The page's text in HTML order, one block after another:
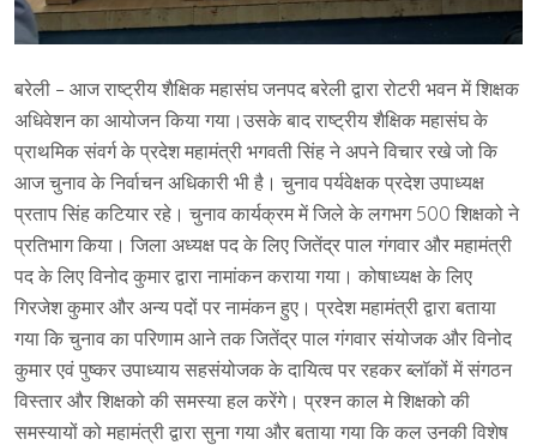
बरेली – आज राष्ट्रीय शैक्षिक महासंघ जनपद बरेली द्वारा रोटरी भवन में शिक्षक
अधिवेशन का आयोजन किया गया।उसके बाद राष्ट्रीय शैक्षिक महासंघ के
प्राथमिक संवर्ग के प्रदेश महामंत्री भगवती सिंह ने अपने विचार रखे जो कि
आज चुनाव के निर्वाचन अधिकारी भी है। चुनाव पर्यवेक्षक प्रदेश उपाध्यक्ष
प्रताप सिंह कटियार रहे। चुनाव कार्यक्रम में जिले के लगभग 500 शिक्षको ने
प्रतिभाग किया। जिला अध्यक्ष पद के लिए जितेंद्र पाल गंगवार और महामंत्री
पद के लिए विनोद कुमार द्वारा नामांकन कराया गया। कोषाध्यक्ष के लिए
गिरजेश कुमार और अन्य पदों पर नामंकन हुए। प्रदेश महामंत्री द्वारा बताया
गया कि चुनाव का परिणाम आने तक जितेंद्र पाल गंगवार संयोजक और विनोद
कुमार एवं पुष्कर उपाध्याय सहसंयोजक के दायित्व पर रहकर ब्लॉकों में संगठन
विस्तार और शिक्षको की समस्या हल करेंगे। प्रश्न काल मे शिक्षको की
समस्यायों को महामंत्री द्वारा सुना गया और बताया गया कि कल उनकी विशेष